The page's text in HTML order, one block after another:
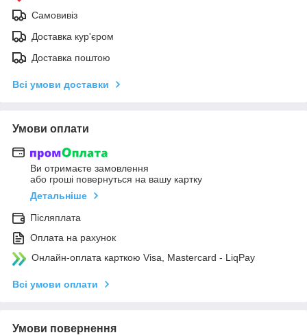
Самовивіз
Доставка кур'єром
Доставка поштою
Всі умови доставки
Умови оплати
Ви отримаєте замовлення
або гроші повернуться на вашу картку
Детальніше
Післяплата
Оплата на рахунок
Онлайн-оплата карткою Visa, Mastercard - LiqPay
Всі умови оплати
Умови повернення